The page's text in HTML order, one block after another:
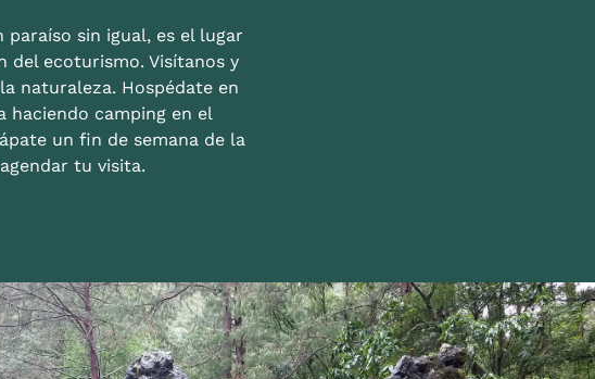
sin igual, es el lugar
del ecoturismo. Visítanos y
naturaleza. Hospédate en
haciendo camping en el
un fin de semana de la
tu visita.